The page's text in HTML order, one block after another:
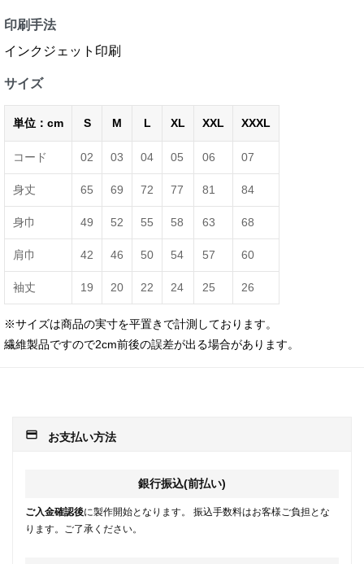
印刷手法
インクジェット印刷
サイズ
単位：cm S M L XL XXL XXXL
コード 02 03 04 05 06 07
身丈 65 69 72 77 81 84
身巾 49 52 55 58 63 68
肩巾 42 46 50 54 57 60
袖丈 19 20 22 24 25 26
※サイズは商品の実寸を平置きで計測しております。
繊維製品ですので2cm前後の誤差が出る場合があります。
payment お支払い方法
銀行振込(前払い)
ご入金確認後に製作開始となります。 振込手数料はお客様ご負担とな
ります。ご了承ください。